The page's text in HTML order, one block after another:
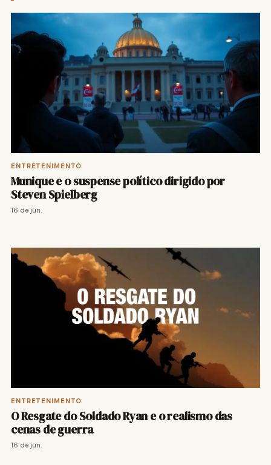
ENTRETENIMENTO
Munique e o suspense político dirigido por
Steven Spielberg
16 de jun.
ENTRETENIMENTO
O Resgate do Soldado Ryan e o realismo das
cenas de guerra
16 de jun.